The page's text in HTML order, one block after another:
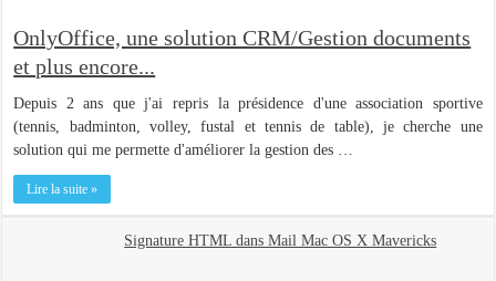
OnlyOffice, une solution CRM/Gestion documents
et plus encore...
Depuis 2 ans que j'ai repris la présidence d'une association sportive
(tennis, badminton, volley, fustal et tennis de table), je cherche une
solution qui me permette d'améliorer la gestion des …
Lire la suite »
Signature HTML dans Mail Mac OS X Mavericks